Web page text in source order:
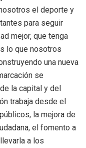
el deporte y
para seguir
mejor, que tenga
lo que nosotros
una nueva
se
la capital y del
trabaja desde el
la mejora de
el fomento a
a los